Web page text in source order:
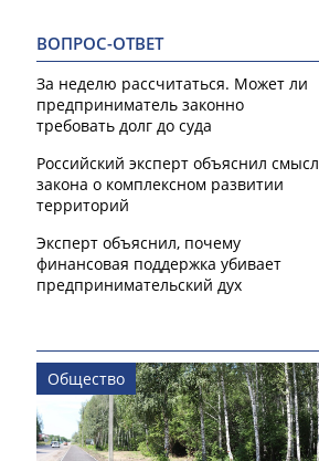
ВОПРОС-ОТВЕТ
За неделю рассчитаться. Может ли
предприниматель законно
требовать долг до суда
Российский эксперт объяснил смысл
закона о комплексном развитии
территорий
Эксперт объяснил, почему
финансовая поддержка убивает
предпринимательский дух
Общество